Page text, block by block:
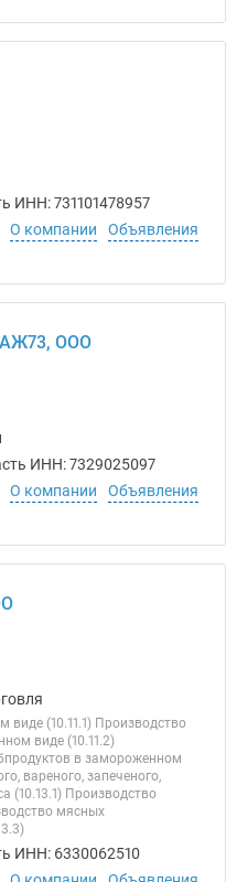
ИНН: 731101478957
О компании
Объявления
ООО
ИНН: 7329025097
О компании
Объявления
виде (10.11.1) Производство
виде (10.11.2)
в замороженном
вареного, запеченого,
(10.13.1) Производство
мясных
ИНН: 6330062510